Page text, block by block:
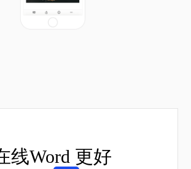
在线Word协